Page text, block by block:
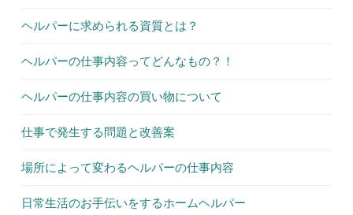
ヘルパーに求められる資質とは？
ヘルパーの仕事内容ってどんなもの？！
ヘルパーの仕事内容の買い物について
仕事で発生する問題と改善案
場所によって変わるヘルパーの仕事内容
日常生活のお手伝いをするホームヘルパー